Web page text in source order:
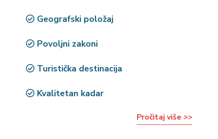
Geografski položaj
Povoljni zakoni
Turistička destinacija
Kvalitetan kadar
Pročitaj više >>